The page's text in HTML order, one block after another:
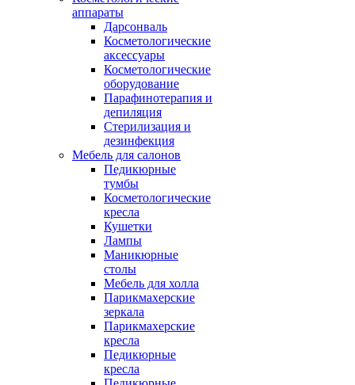
аппараты
Дарсонваль
Косметологические
аксессуары
Косметологические
оборудование
Парафинотерапия и
депиляция
Стерилизация и
дезинфекция
Мебель для салонов
Педикюрные
тумбы
Косметологические
кресла
Кушетки
Лампы
Маникюрные
столы
Мебель для холла
Парикмахерские
зеркала
Парикмахерские
кресла
Педикюрные
кресла